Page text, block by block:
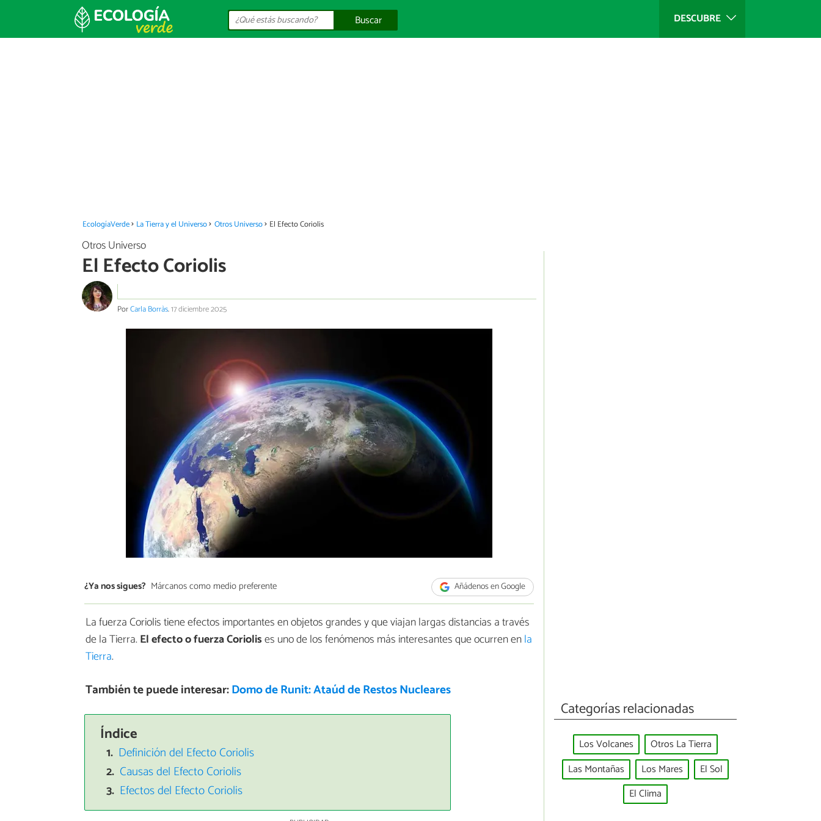
DESCUBRE
Buscar
EcologíaVerde La Tierra y el Universo Otros Universo El Efecto Coriolis
Otros Universo
El Efecto Coriolis
PorCarla Borràs.17 diciembre 2025
¿Ya nos sigues? Márcanos como medio preferente Añádenos en Google
La fuerza Coriolis tiene efectos importantes en objetos grandes y que viajan largas distancias a través
de la Tierra. El efecto o fuerza Coriolises uno de los fenómenos más interesantes que ocurren enla
Tierra.
También te puede interesar:Domo de Runit: Ataúd de Restos Nucleares
Índice
Definición del Efecto Coriolis
Causas del Efecto Coriolis
Efectos del Efecto Coriolis
Categorías relacionadas
Los Volcanes
Otros La Tierra
Las Montañas
Los Mares
El Sol
El Clima